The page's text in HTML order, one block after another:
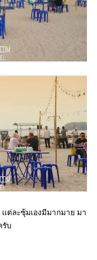
ต่ละซุ้มเองมีมากมาย มา
รับ